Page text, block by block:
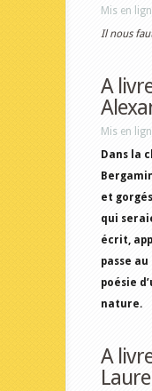
Mis en
Il nous
A
Mis en
Dans la
et
qui
écrit,
passe
poésie
nature.
A